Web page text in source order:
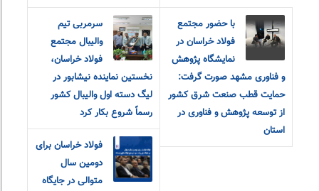
با حضور مجتمع
فولاد خراسان در
نمایشگاه پژوهش
و فناوری مشهد صورت گرفت:
حمایت قطب صنعت شرق کشور
از توسعه پژوهش و فناوری در
استان
سرمربی تیم
والیبال مجتمع
فولاد خراسان،
نخستین نماینده نیشابور در
لیگ دسته اول والیبال کشور
رسماً شروع بکار کرد
فولاد خراسان برای
دومین سال
متوالی در جایگاه